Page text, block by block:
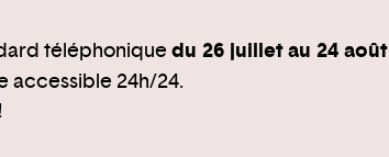
téléphoniquedu 26 juillet au 24 août
accessible 24h/24.